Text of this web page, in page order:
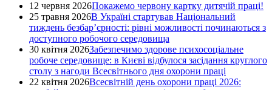
12 червня 2026Покажемо червону картку дитячій праці!
25 травня 2026В Україні стартував Національний
тиждень безбар’єрності: рівні можливості починаються з
доступного робочого середовища
30 квітня 2026Забезпечимо здорове психосоціальне
робоче середовище: в Києві відбулося засідання круглого
столу з нагоди Всесвітнього дня охорони праці
22 квітня 2026Всесвітній день охорони праці 2026: